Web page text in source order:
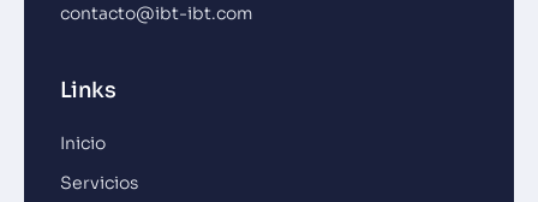
contacto@ibt-ibt.com
Links
Inicio
Servicios